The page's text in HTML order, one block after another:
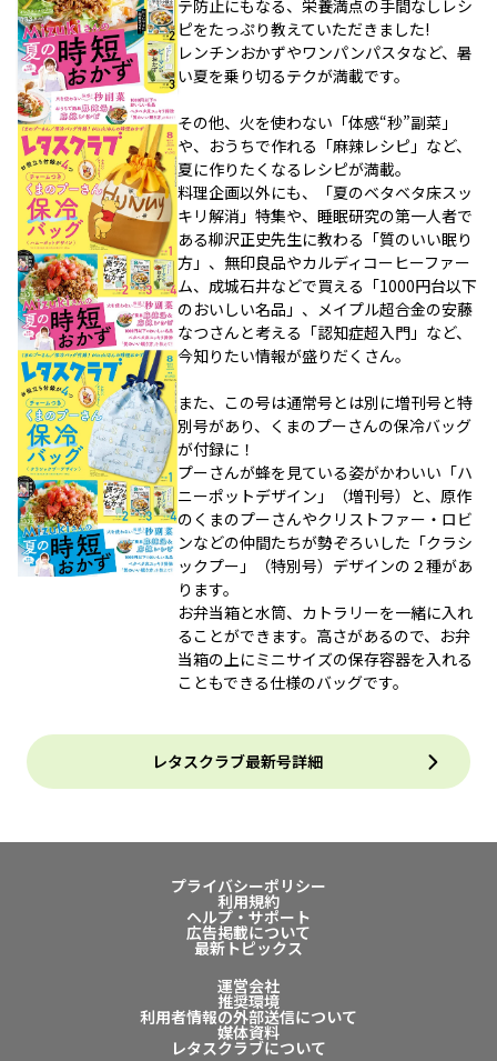
テ防止にもなる、栄養満点の手間なしレシ
ピをたっぷり教えていただきました!
レンチンおかずやワンパンパスタなど、暑
い夏を乗り切るテクが満載です。
その他、火を使わない「体感“秒”副菜」
や、おうちで作れる「麻辣レシピ」など、
夏に作りたくなるレシピが満載。
料理企画以外にも、「夏のベタベタ床スッ
キリ解消」特集や、睡眠研究の第一人者で
ある柳沢正史先生に教わる「質のいい眠り
方」、無印良品やカルディコーヒーファー
ム、成城石井などで買える「1000円台以下
のおいしい名品」、メイプル超合金の安藤
なつさんと考える「認知症超入門」など、
今知りたい情報が盛りだくさん。
また、この号は通常号とは別に増刊号と特
別号があり、くまのプーさんの保冷バッグ
が付録に！
プーさんが蜂を見ている姿がかわいい「ハ
ニーポットデザイン」（増刊号）と、原作
のくまのプーさんやクリストファー・ロビ
ンなどの仲間たちが勢ぞろいした「クラシ
ックプー」（特別号）デザインの２種があ
ります。
お弁当箱と水筒、カトラリーを一緒に入れ
ることができます。高さがあるので、お弁
当箱の上にミニサイズの保存容器を入れる
こともできる仕様のバッグです。
レタスクラブ最新号詳細
プライバシーポリシー
利用規約
ヘルプ・サポート
広告掲載について
最新トピックス
運営会社
推奨環境
利用者情報の外部送信について
媒体資料
レタスクラブについて